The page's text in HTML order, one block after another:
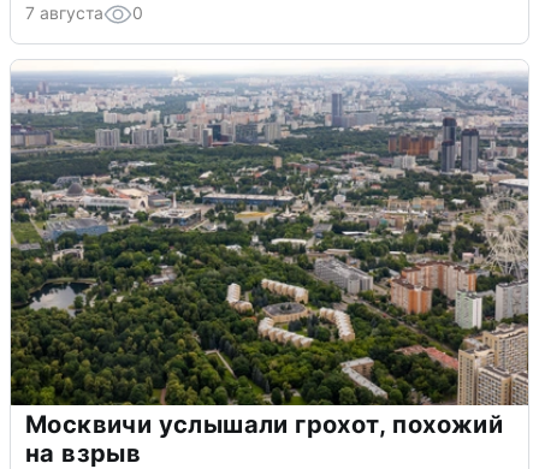
7 августа 0
Москвичи услышали грохот, похожий
на взрыв